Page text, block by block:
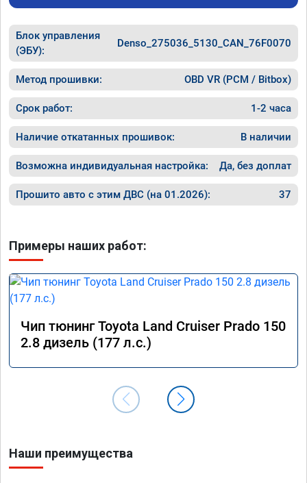
Пропали легкие удары в коробе при резком
Двигатель стал более эластичный.
Жалею что не прошил сразу при покупке)
Рекомендую!
Блок управления
(ЭБУ):
Denso_275036_5130_CAN_76F0070
Метод прошивки: OBD VR (PCM / Bitbox)
Срок работ: 1-2 часа
Наличие откатанных прошивок: В наличии
Возможна индивидуальная настройка: Да, без доплат
Прошито авто с этим ДВС (на 01.2026): 37
Примеры наших работ:
Чип тюнинг Toyota Land Cruiser Prado 150
2.8 дизель (177 л.с.)
Наши преимущества